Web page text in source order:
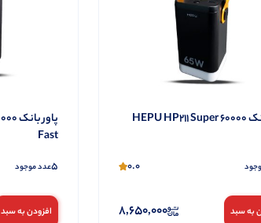
پاور بانک 60000 HEPU HP211 Super
0.0
به سبد 8,650,000
Fast
5عدد موجود
افزودن به سبد